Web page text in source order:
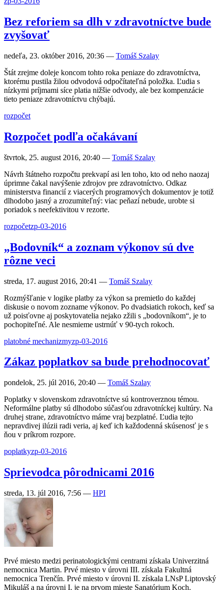
Bez reforiem sa dlh v zdravotníctve bude
zvyšovať
nedeľa, 23. október 2016, 20:36 — Tomáš Szalay
Štát zrejme doleje koncom tohto roka peniaze do zdravotníctva,
ktorému pustila žilou odvodová odpočítateľná položka. Ľudia s
nízkymi príjmami síce platia nižšie odvody, ale bez kompenzácie
tieto peniaze zdravotníctvu chýbajú.
rozpočet
Rozpočet podľa očakávaní
štvrtok, 25. august 2016, 20:40 — Tomáš Szalay
Návrh štátneho rozpočtu prekvapí asi len toho, kto od neho naozaj
úprimne čakal navýšenie zdrojov pre zdravotníctvo. Odkaz
ministerstva financií z viacerých programových dokumentov je totiž
dlhodobo jasný a zrozumiteľný: viac peňazí nebude, urobte si
poriadok s neefektivitou v rezorte.
rozpočetzp-03-2016
„Bodovník“ a zoznam výkonov sú dve
rôzne veci
streda, 17. august 2016, 20:41 — Tomáš Szalay
Rozmýšľanie v logike platby za výkon sa premietlo do každej
diskusie o novom zozname výkonov. Po dvadsiatich rokoch, keď sa
už poisťovne aj poskytovatelia nejako zžili s „bodovníkom“, je to
pochopiteľné. Ale nesmieme ustrnúť v 90-tych rokoch.
platobné mechanizmyzp-03-2016
Zákaz poplatkov sa bude prehodnocovať
pondelok, 25. júl 2016, 20:40 — Tomáš Szalay
Poplatky v slovenskom zdravotníctve sú kontroverznou témou.
Neformálne platby sú dlhodobo súčasťou zdravotníckej kultúry. Na
druhej strane, zdravotníctvo máme vraj bezplatné. Ľudia tejto
nepravdivej ilúzii radi veria, aj keď ich každodenná skúsenosť je s
ňou v príkrom rozpore.
poplatkyzp-03-2016
Sprievodca pôrodnicami 2016
streda, 13. júl 2016, 7:56 — HPI
Prvé miesto medzi perinatologickými centrami získala Univerzitná
nemocnica Martin. Prvé miesto v úrovni III. získala Fakultná
nemocnica Trenčín. Prvé miesto v úrovni II. získala LNsP Liptovský
Mikuláš a na úrovni I. je na prvom mieste Sanatórium Koch.